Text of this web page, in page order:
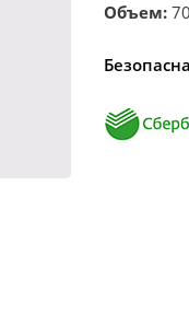
Объем: